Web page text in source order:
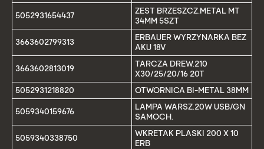
5052931654437
ZEST BRZESZCZ.METAL MT
34MM 5SZT
3663602799313
ERBAUER WYRZYNARKA BEZ
AKU 18V
3663602813019
TARCZA DREW.210
X30/25/20/16 20T
5052931218820
OTWORNICA BI-METAL 38MM
5059340159676
LAMPA WARSZ.20W USB/GN
SAMOCH.
5059340338750
WKRETAK PLASKI 200 X 10
ERB